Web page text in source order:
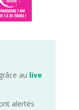
au live
alertés